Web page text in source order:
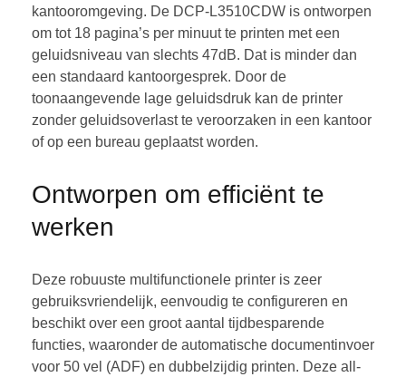
kantooromgeving. De DCP-L3510CDW is ontworpen
om tot 18 pagina’s per minuut te printen met een
geluidsniveau van slechts 47dB. Dat is minder dan
een standaard kantoorgesprek. Door de
toonaangevende lage geluidsdruk kan de printer
zonder geluidsoverlast te veroorzaken in een kantoor
of op een bureau geplaatst worden.
Ontworpen om efficiënt te
werken
Deze robuuste multifunctionele printer is zeer
gebruiksvriendelijk, eenvoudig te configureren en
beschikt over een groot aantal tijdbesparende
functies, waaronder de automatische documentinvoer
voor 50 vel (ADF) en dubbelzijdig printen. Deze all-